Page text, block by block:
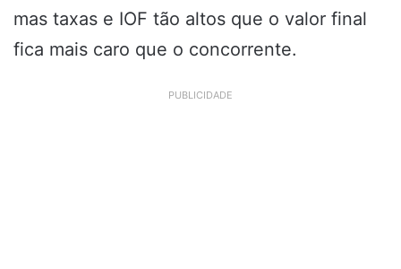
mas taxas e IOF tão altos que o valor final
fica mais caro que o concorrente.
PUBLICIDADE